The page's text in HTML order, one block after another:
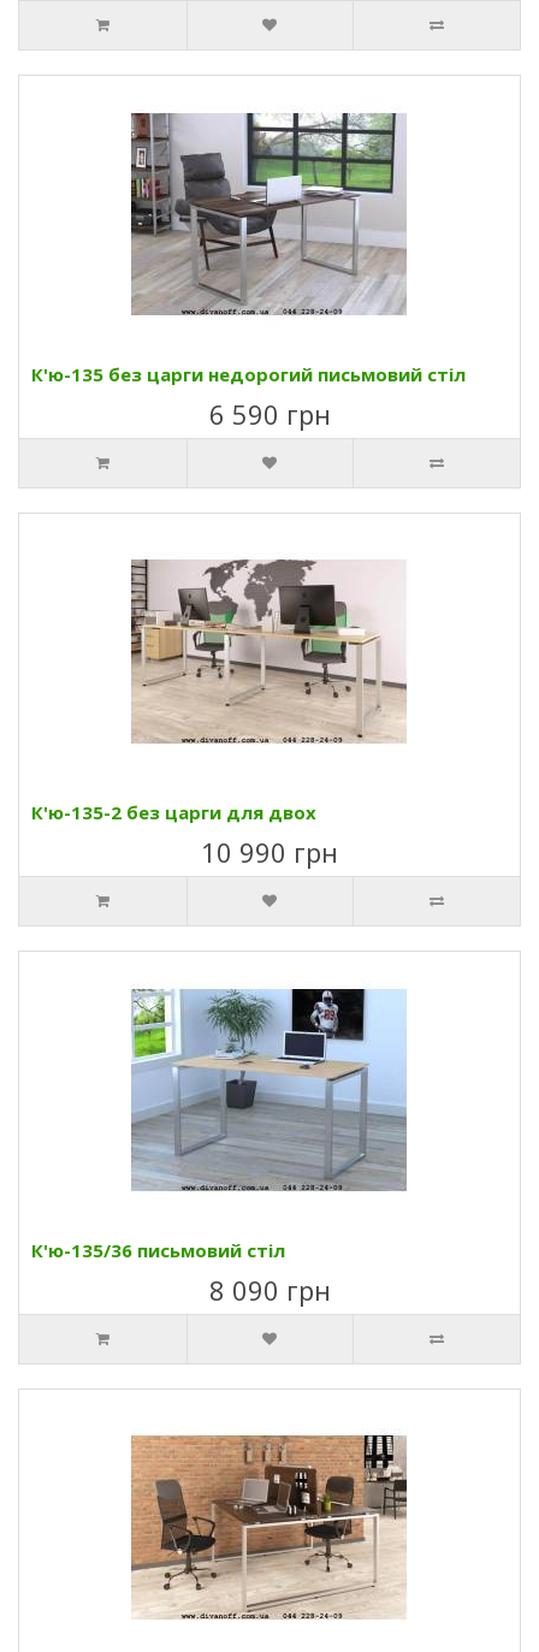
К'ю-135 без царги недорогий письмовий стіл
6 590 грн
К'ю-135-2 без царги для двох
10 990 грн
К'ю-135/36 письмовий стіл
8 090 грн